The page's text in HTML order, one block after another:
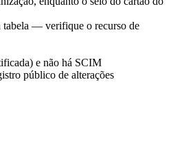
tabela — verifique o recurso de
e não há SCIM
público de alterações